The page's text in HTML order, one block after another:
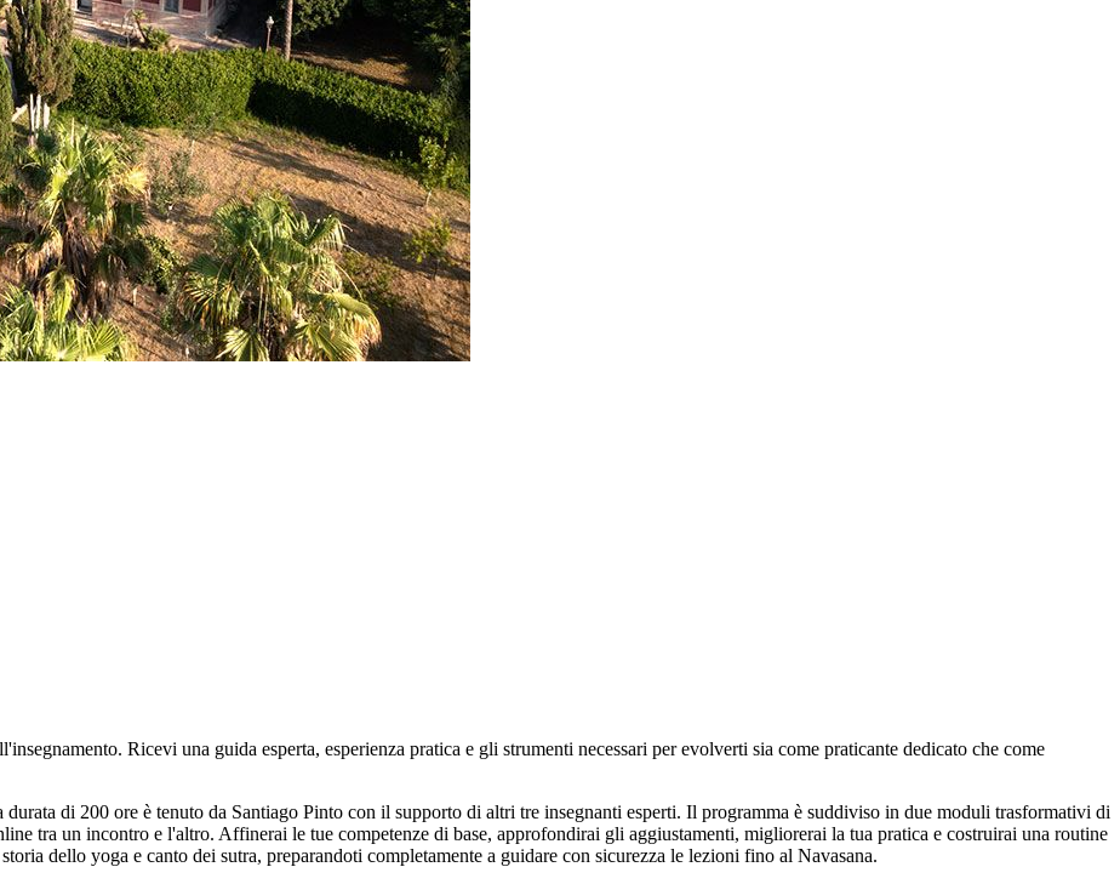
Ricevi una guida esperta, esperienza pratica e gli strumenti necessari per evolverti sia come praticante dedicato che come
di 200 ore è tenuto da Santiago Pinto con il supporto di altri tre insegnanti esperti. Il programma è suddiviso in due moduli trasformativi di
tra un incontro e l'altro. Affinerai le tue competenze di base, approfondirai gli aggiustamenti, migliorerai la tua pratica e costruirai una routine
dello yoga e canto dei sutra, preparandoti completamente a guidare con sicurezza le lezioni fino al Navasana.